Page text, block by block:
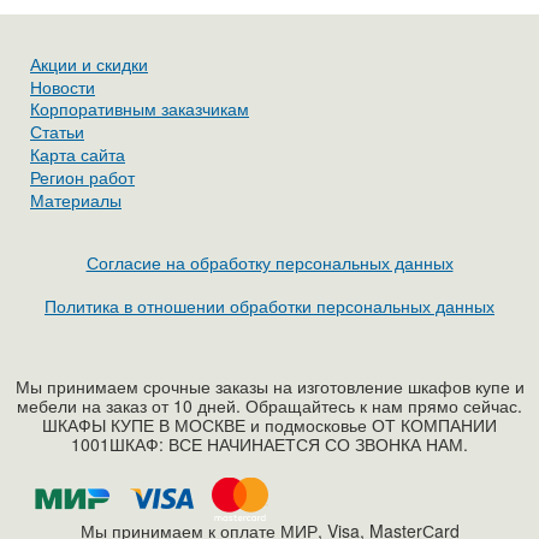
Акции и скидки
Новости
Корпоративным заказчикам
Статьи
Карта сайта
Регион работ
Материалы
Согласие на обработку персональных данных
Политика в отношении обработки персональных данных
Мы принимаем срочные заказы на изготовление шкафов купе и
мебели на заказ от 10 дней. Обращайтесь к нам прямо сейчас.
ШКАФЫ КУПЕ В МОСКВЕ и подмосковье ОТ КОМПАНИИ
1001ШКАФ: ВСЕ НАЧИНАЕТСЯ СО ЗВОНКА НАМ.
Мы принимаем к оплате МИР, Visa, MasterСard